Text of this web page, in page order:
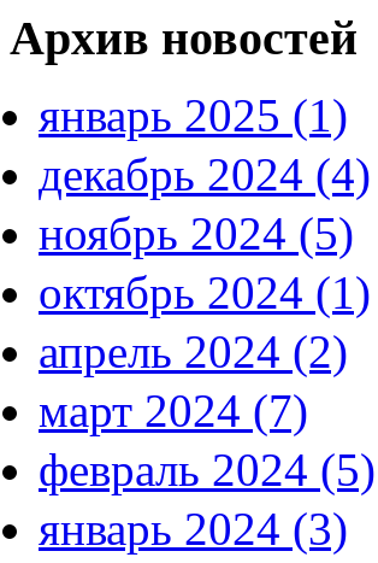
Архив новостей
январь 2025 (1)
декабрь 2024 (4)
ноябрь 2024 (5)
октябрь 2024 (1)
апрель 2024 (2)
март 2024 (7)
февраль 2024 (5)
январь 2024 (3)